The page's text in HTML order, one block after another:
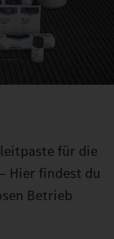
für die
Hier findest du
Betrieb